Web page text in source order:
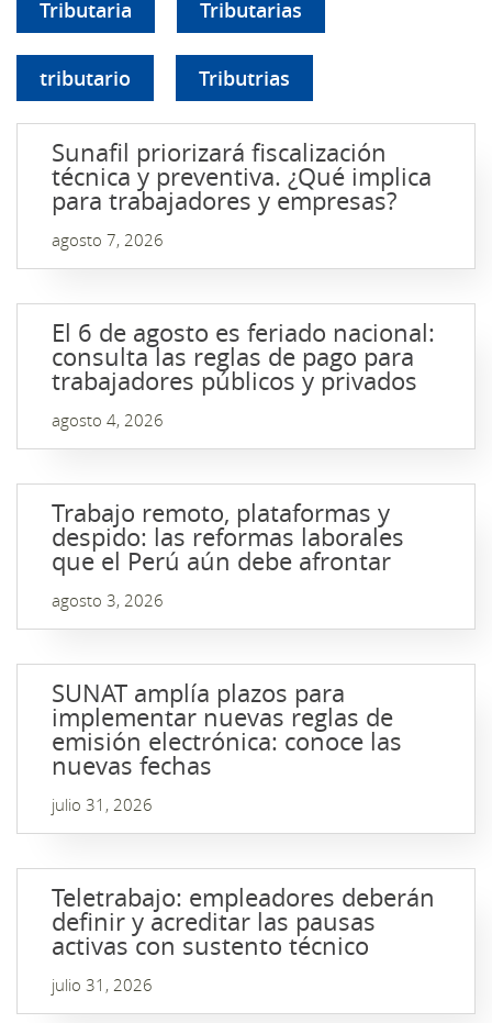
Tributaria Tributarias
tributario Tributrias
Sunafil priorizará fiscalización
técnica y preventiva. ¿Qué implica
para trabajadores y empresas?
agosto 7, 2026
El 6 de agosto es feriado nacional:
consulta las reglas de pago para
trabajadores públicos y privados
agosto 4, 2026
Trabajo remoto, plataformas y
despido: las reformas laborales
que el Perú aún debe afrontar
agosto 3, 2026
SUNAT amplía plazos para
implementar nuevas reglas de
emisión electrónica: conoce las
nuevas fechas
julio 31, 2026
Teletrabajo: empleadores deberán
definir y acreditar las pausas
activas con sustento técnico
julio 31, 2026